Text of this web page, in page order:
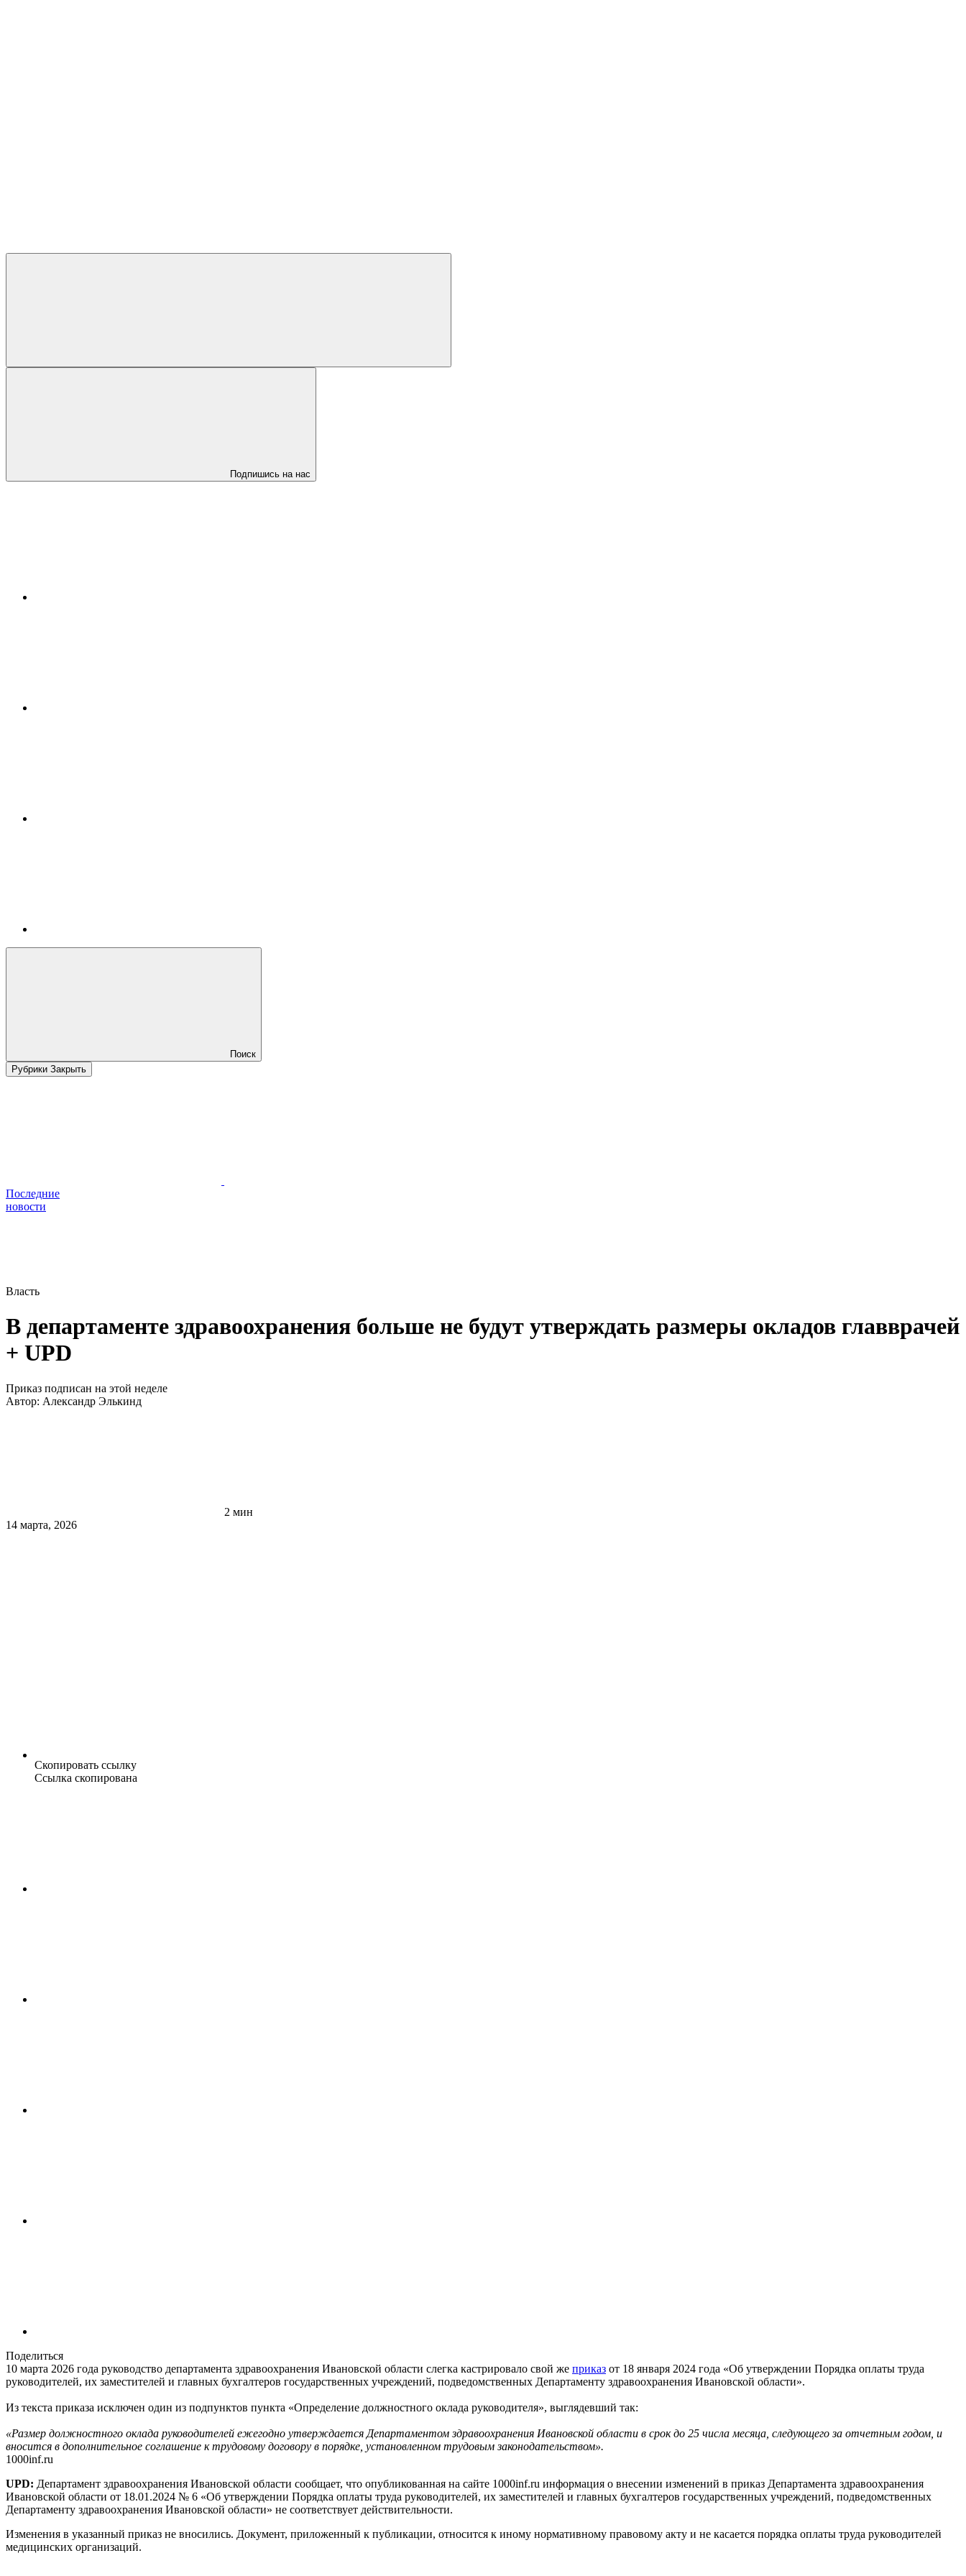
Подпишись на нас
Поиск
Рубрики Закрыть
Последние
новости
Власть
В департаменте здравоохранения больше не будут утверждать размеры окладов главврачей
+ UPD
Приказ подписан на этой неделе
Автор: Александр Элькинд
2 мин
14 марта, 2026
Скопировать ссылку
Ссылка скопирована
Поделиться
10 марта 2026 года руководство департамента здравоохранения Ивановской области слегка кастрировало свой же приказ от 18 января 2024 года «Об утверждении Порядка оплаты труда
руководителей, их заместителей и главных бухгалтеров государственных учреждений, подведомственных Департаменту здравоохранения Ивановской области».
Из текста приказа исключен один из подпунктов пункта «Определение должностного оклада руководителя», выглядевший так:
«Размер должностного оклада руководителей ежегодно утверждается Департаментом здравоохранения Ивановской области в срок до 25 числа месяца, следующего за отчетным годом, и
вносится в дополнительное соглашение к трудовому договору в порядке, установленном трудовым законодательством».
1000inf.ru
UPD: Департамент здравоохранения Ивановской области сообщает, что опубликованная на сайте 1000inf.ru информация о внесении изменений в приказ Департамента здравоохранения
Ивановской области от 18.01.2024 № 6 «Об утверждении Порядка оплаты труда руководителей, их заместителей и главных бухгалтеров государственных учреждений, подведомственных
Департаменту здравоохранения Ивановской области» не соответствует действительности.
Изменения в указанный приказ не вносились. Документ, приложенный к публикации, относится к иному нормативному правовому акту и не касается порядка оплаты труда руководителей
медицинских организаций.